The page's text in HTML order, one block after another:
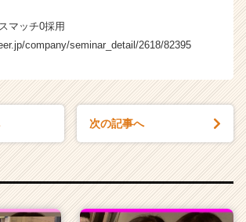
e
e
r
e
マッチ0採用
company/seminar_detail/2618/82395
次の記事へ